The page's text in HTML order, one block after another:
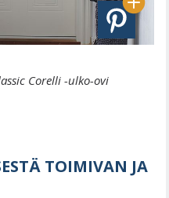
Corelli -ulko-ovi
TOIMIVAN JA